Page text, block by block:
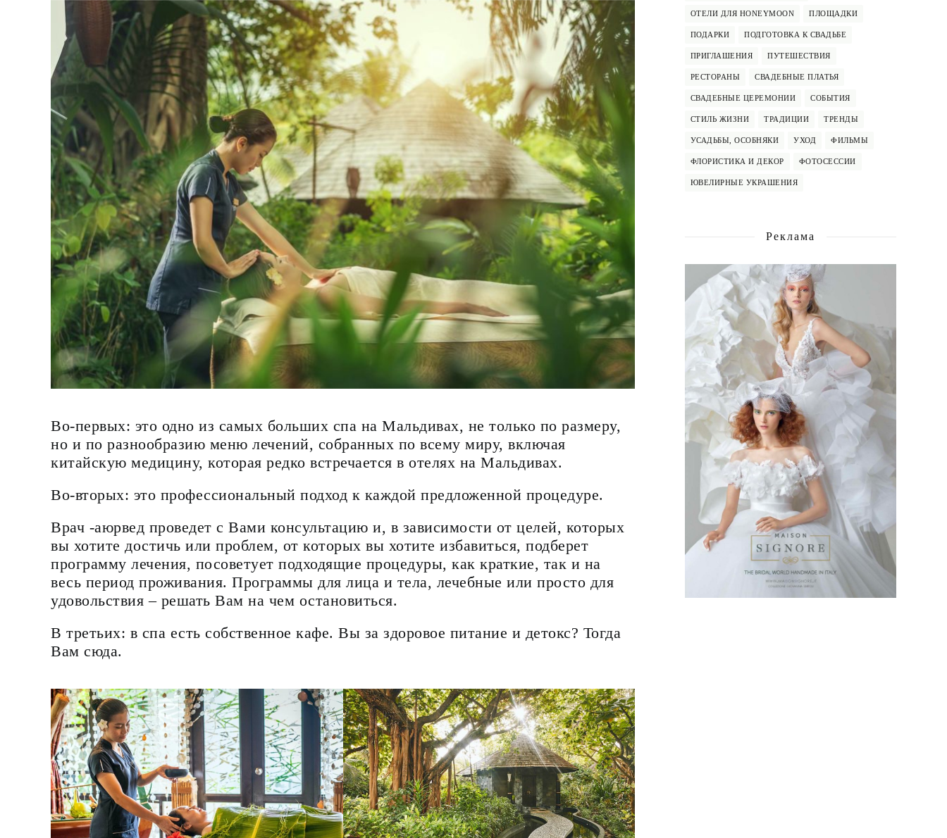
Во-первых: это одно из самых больших спа на Мальдивах, не только по размеру,
но и по разнообразию меню лечений, собранных по всему миру, включая
китайскую медицину, которая редко встречается в отелях на Мальдивах.
Во-вторых: это профессиональный подход к каждой предложенной процедуре.
Врач -аюрвед проведет с Вами консультацию и, в зависимости от целей, которых
вы хотите достичь или проблем, от которых вы хотите избавиться, подберет
программу лечения, посоветует подходящие процедуры, как краткие, так и на
весь период проживания. Программы для лица и тела, лечебные или просто для
удовольствия – решать Вам на чем остановиться.
В третьих: в спа есть собственное кафе. Вы за здоровое питание и детокс? Тогда
Вам сюда.
ОТЕЛИ ДЛЯ HONEYMOON ПЛОЩАДКИ
ПОДАРКИ ПОДГОТОВКА К СВАДЬБЕ
ПРИГЛАШЕНИЯ ПУТЕШЕСТВИЯ
РЕСТОРАНЫ СВАДЕБНЫЕ ПЛАТЬЯ
СВАДЕБНЫЕ ЦЕРЕМОНИИ СОБЫТИЯ
СТИЛЬ ЖИЗНИ ТРАДИЦИИ ТРЕНДЫ
УСАДЬБЫ, ОСОБНЯКИ УХОД ФИЛЬМЫ
ФЛОРИСТИКА И ДЕКОР ФОТОСЕССИИ
ЮВЕЛИРНЫЕ УКРАШЕНИЯ
Реклама